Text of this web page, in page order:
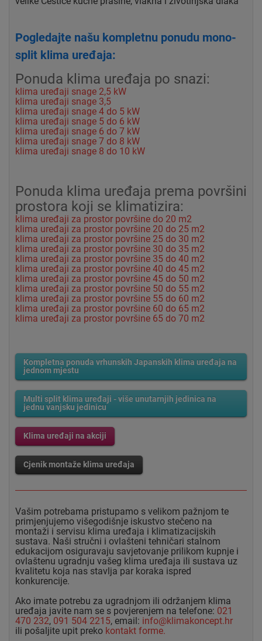
Pogledajte našu kompletnu ponudu mono-
split klima uređaja:
Ponuda klima uređaja po snazi:
klima uređaji snage 2,5 kW
klima uređaji snage 3,5
klima uređaji snage 4 do 5 kW
klima uređaji snage 5 do 6 kW
klima uređaji snage 6 do 7 kW
klima uređaji snage 7 do 8 kW
klima uređaji snage 8 do 10 kW
Ponuda klima uređaja prema površini
prostora koji se klimatizira:
klima uređaji za prostor površine do 20 m2
klima uređaji za prostor površine 20 do 25 m2
klima uređaji za prostor površine 25 do 30 m2
klima uređaji za prostor površine 30 do 35 m2
klima uređaji za prostor površine 35 do 40 m2
klima uređaji za prostor površine 40 do 45 m2
klima uređaji za prostor površine 45 do 50 m2
klima uređaji za prostor površine 50 do 55 m2
klima uređaji za prostor površine 55 do 60 m2
klima uređaji za prostor površine 60 do 65 m2
klima uređaji za prostor površine 65 do 70 m2
Kompletna ponuda vrhunskih Japanskih klima uređaja na
jednom mjestu
Multi split klima uređaji - više unutarnjih jedinica na
jednu vanjsku jedinicu
Klima uređaji na akciji
Cjenik montaže klima uređaja
Vašim potrebama pristupamo s velikom pažnjom te
primjenjujemo višegodišnje iskustvo stečeno na
montaži i servisu klima uređaja i klimatizacijskih
sustava. Naši stručni i ovlašteni tehničari stalnom
edukacijom osiguravaju savjetovanje prilikom kupnje i
ovlaštenu ugradnju vašeg klima uređaja ili sustava uz
kvalitetu koja nas stavlja par koraka ispred
konkurencije.
Ako imate potrebu za ugradnjom ili održanjem klima
uređaja javite nam se s povjerenjem na telefone: 021
470 232, 091 504 2215, email: info@klimakoncept.hr
ili pošaljite upit preko kontakt forme.